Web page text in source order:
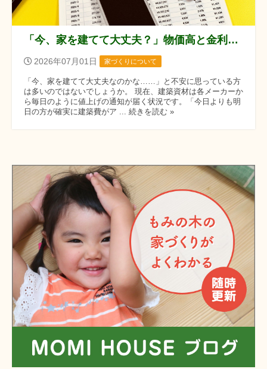
「今、家を建てて大丈夫？」物価高と金利上昇に負けない、これからの家づくり
2026年07月01日 家づくりについて
「今、家を建てて大丈夫なのかな……」と不安に思っている方
は多いのではないでしょうか。 現在、建築資材は各メーカーか
ら毎日のように値上げの通知が届く状況です。「今日よりも明
日の方が確実に建築費がア ... 続きを読む »